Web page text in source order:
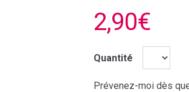
2,90€
Quantité
Prévenez-moi dès